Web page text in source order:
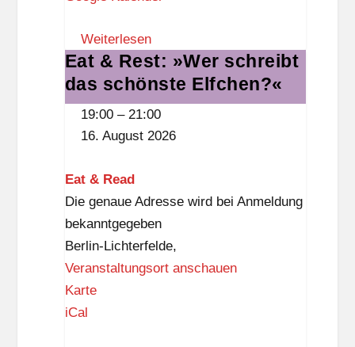
S
e
g
t
z
Weiterlesen
Eat
&
Rest:
das
schönste
Elfchen?«
Eat & Rest: »Wer schreibt
das schönste Elfchen?«
19:00 – 21:00
16. August 2026
Eat & Read
Die genaue Adresse wird bei Anmeldung
bekanntgegeben
Berlin-Lichterfelde,
Veranstaltungsort anschauen
KarteE
iCal